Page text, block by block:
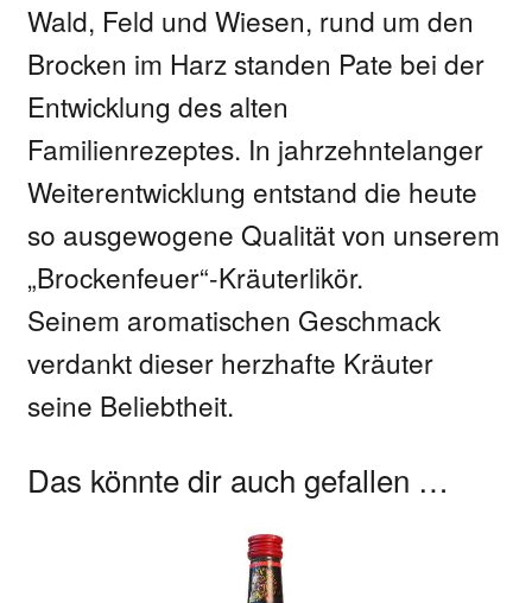
Wald, Feld und Wiesen, rund um den
Brocken im Harz standen Pate bei der
Entwicklung des alten
Familienrezeptes. In jahrzehntelanger
Weiterentwicklung entstand die heute
so ausgewogene Qualität von unserem
„Brockenfeuer“-Kräuterlikör.
Seinem aromatischen Geschmack
verdankt dieser herzhafte Kräuter
seine Beliebtheit.
Das könnte dir auch gefallen …